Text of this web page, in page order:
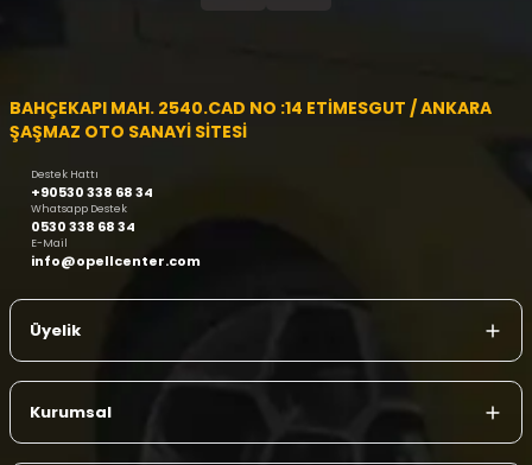
BAHÇEKAPI MAH. 2540.CAD NO :14 ETİMESGUT / ANKARA
ŞAŞMAZ OTO SANAYİ SİTESİ
Destek Hattı
+90530 338 68 34
Whatsapp Destek
0530 338 68 34
E-Mail
info@opellcenter.com
Üyelik
Kurumsal